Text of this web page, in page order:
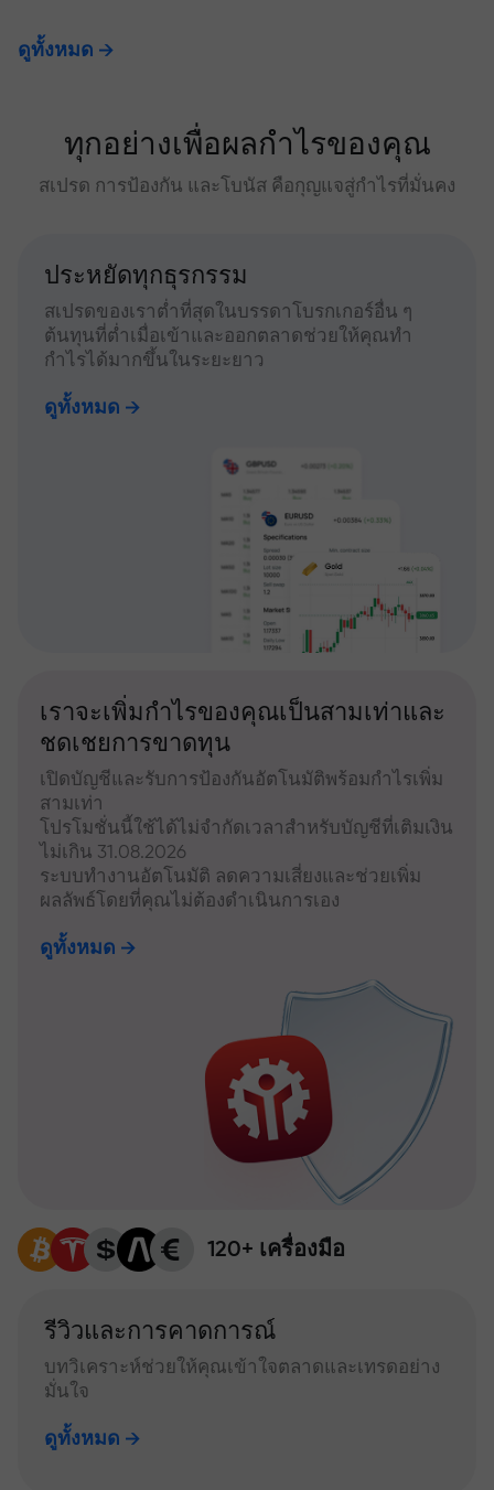
ดูทั้งหมด
ทุกอย่างเพื่อผลกำไรของคุณ
สเปรด การป้องกัน และโบนัส คือกุญแจสู่กำไรที่มั่นคง
ประหยัดทุกธุรกรรม
สเปรดของเราต่ำที่สุดในบรรดาโบรกเกอร์อื่น ๆ
ต้นทุนที่ต่ำเมื่อเข้าและออกตลาดช่วยให้คุณทำ
กำไรได้มากขึ้นในระยะยาว
ดูทั้งหมด
เราจะเพิ่มกำไรของคุณเป็นสามเท่าและ
ชดเชยการขาดทุน
เปิดบัญชีและรับการป้องกันอัตโนมัติพร้อมกำไรเพิ่ม
สามเท่า
โปรโมชั่นนี้ใช้ได้ไม่จำกัดเวลาสำหรับบัญชีที่เติมเงิน
ไม่เกิน 31.08.2026
ระบบทำงานอัตโนมัติ ลดความเสี่ยงและช่วยเพิ่ม
ผลลัพธ์โดยที่คุณไม่ต้องดำเนินการเอง
ดูทั้งหมด
120+ เครื่องมือ
รีวิวและการคาดการณ์
บทวิเคราะห์ช่วยให้คุณเข้าใจตลาดและเทรดอย่าง
มั่นใจ
ดูทั้งหมด